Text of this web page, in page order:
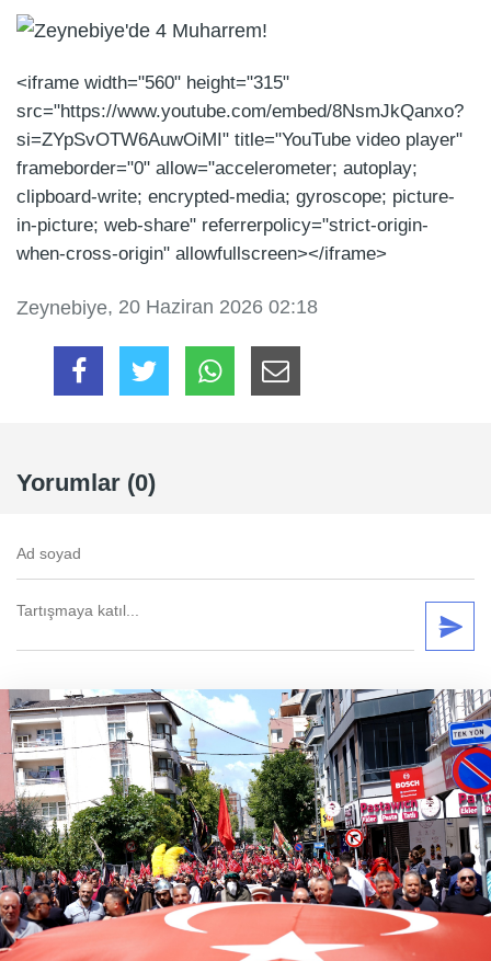
<iframe width="560" height="315"
src="https://www.youtube.com/embed/8NsmJkQanxo?
si=ZYpSvOTW6AuwOiMI" title="YouTube video player"
frameborder="0" allow="accelerometer; autoplay;
clipboard-write; encrypted-media; gyroscope; picture-
in-picture; web-share" referrerpolicy="strict-origin-
when-cross-origin" allowfullscreen></iframe>
Zeynebiye, 20 Haziran 2026 02:18
Yorumlar (0)